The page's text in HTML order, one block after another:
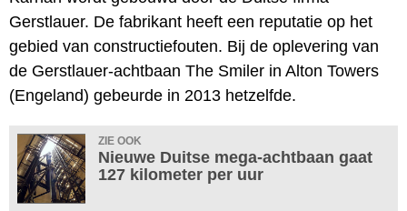
Gerstlauer. De fabrikant heeft een reputatie op het
gebied van constructiefouten. Bij de oplevering van
de Gerstlauer-achtbaan The Smiler in Alton Towers
(Engeland) gebeurde in 2013 hetzelfde.
ZIE OOK
Nieuwe Duitse mega-achtbaan gaat
127 kilometer per uur